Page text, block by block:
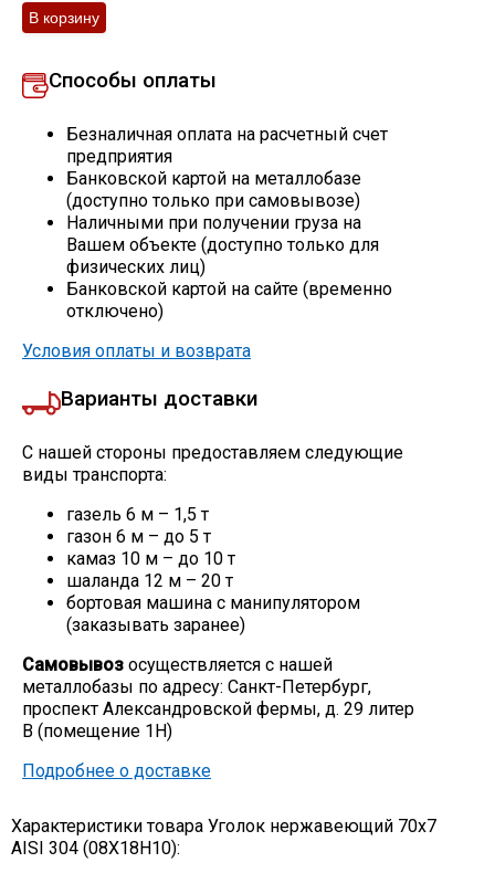
Способы оплаты
Безналичная оплата на расчетный счет
предприятия
Банковской картой на металлобазе
(доступно только при самовывозе)
Наличными при получении груза на
Вашем объекте (доступно только для
физических лиц)
Банковской картой на сайте (временно
отключено)
Условия оплаты и возврата
Варианты доставки
С нашей стороны предоставляем следующие
виды транспорта:
газель 6 м – 1,5 т
газон 6 м – до 5 т
камаз 10 м – до 10 т
шаланда 12 м – 20 т
бортовая машина с манипулятором
(заказывать заранее)
Самовывоз осуществляется с нашей
металлобазы по адресу: Санкт-Петербург,
проспект Александровской фермы, д. 29 литер
В (помещение 1Н)
Подробнее о доставке
Характеристики товара Уголок нержавеющий 70х7
AISI 304 (08Х18Н10):